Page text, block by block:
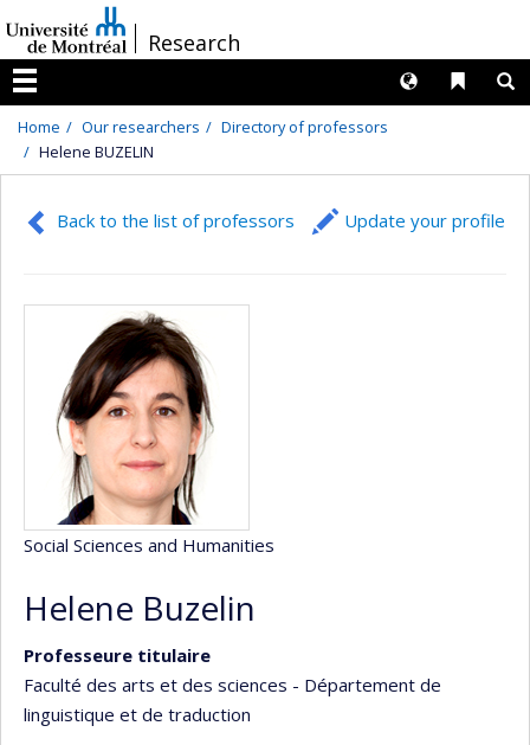
au
contenu
/Research
Menu
Liens
Langues
Home Our researchers
Directory of professors
Helene BUZELIN
Back to the list of professors Update your profile
Social Sciences and Humanities
Helene Buzelin
Professeure titulaire
Faculté des arts et des sciences - Département de
linguistique et de traduction